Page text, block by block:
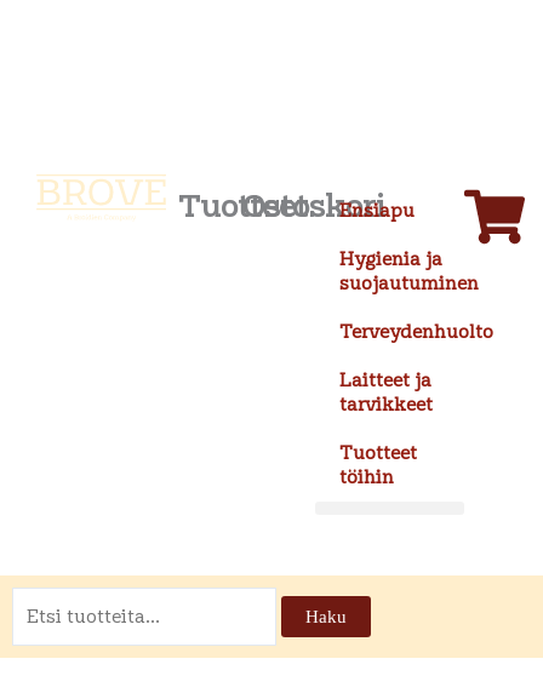
TuotteetOstoskori
Ensiapu
Hygienia ja
suojautuminen
Terveydenhuolto
Laitteet ja
tarvikkeet
Tuotteet
töihin
Haku